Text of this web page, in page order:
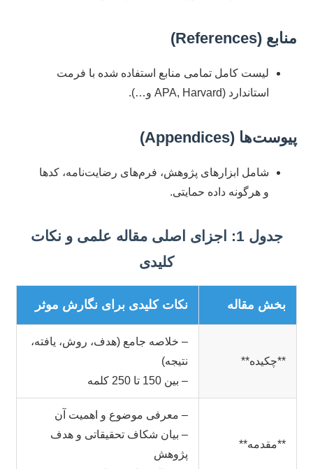
منابع (References)
لیست کامل تمامی منابع استفاده شده با فرمت
استاندارد (APA, Harvard و…).
پیوست‌ها (Appendices)
شامل ابزارهای پژوهش، فرم‌های رضایت‌نامه، کدها
و هرگونه داده حمایتی.
جدول 1: اجزای اصلی مقاله علمی و نکات
کلیدی
بخش مقاله نکات کلیدی برای نگارش موثر
**چکیده**
– خلاصه جامع (هدف، روش، یافته،
نتیجه)
– بین 150 تا 250 کلمه
**مقدمه**
– معرفی موضوع و اهمیت آن
– بیان شکاف تحقیقاتی و هدف
پژوهش